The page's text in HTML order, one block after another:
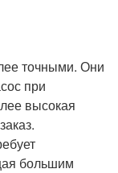
точными. Они
при
высокая
большим